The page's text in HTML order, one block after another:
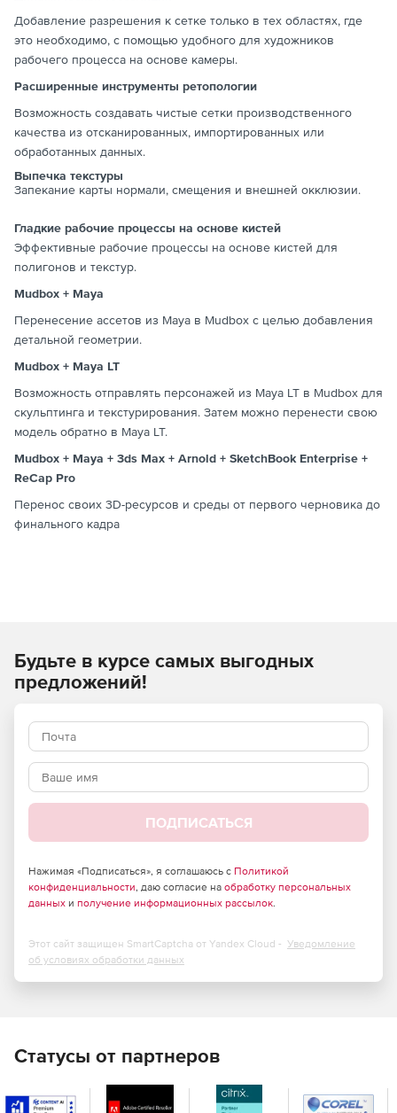
Добавление разрешения к сетке только в тех областях, где
это необходимо, с помощью удобного для художников
рабочего процесса на основе камеры.
Расширенные инструменты ретопологии
Возможность создавать чистые сетки производственного
качества из отсканированных, импортированных или
обработанных данных.
Выпечка текстуры
Запекание карты нормали, смещения и внешней окклюзии.
Гладкие рабочие процессы на основе кистей
Эффективные рабочие процессы на основе кистей для
полигонов и текстур.
Mudbox + Maya
Перенесение ассетов из Maya в Mudbox с целью добавления
детальной геометрии.
Mudbox + Maya LT
Возможность отправлять персонажей из Maya LT в Mudbox для
скульптинга и текстурирования. Затем можно перенести свою
модель обратно в Maya LT.
Mudbox + Maya + 3ds Max + Arnold + SketchBook Enterprise +
ReCap Pro
Перенос своих 3D-ресурсов и среды от первого черновика до
финального кадра
Будьте в курсе самых выгодных
предложений!
ПОДПИСАТЬСЯ
Нажимая «Подписаться», я соглашаюсь с Политикой
конфиденциальности, даю согласие на обработку персональных
данных и получение информационных рассылок.
Этот сайт защищен SmartCaptcha от Yandex Cloud - Уведомление
об условиях обработки данных
Статусы от партнеров